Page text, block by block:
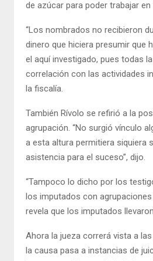
de azúcar para poder trabajar
“Los nombrados no recibieron
dinero que hiciera presumir que
el aquí investigado, pues todas
correlación con las actividades
la fiscalía.
También Rívolo se refirió a la
agrupación. “No surgió vínculo
a esta altura permitiera siquiera
asistencia para el suceso”, dijo.
“Tampoco lo dicho por los
los imputados con
revela que los imputados
Ahora la jueza correrá vista a
la causa pasa a instancias de